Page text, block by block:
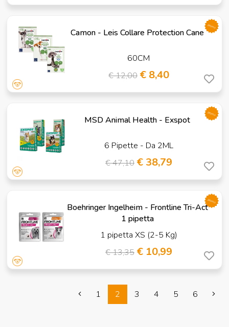
Camon - Leis Collare Protection Cane
60CM
€ 12,00 € 8,40
promo
MSD Animal Health - Exspot
6 Pipette - Da 2ML
€ 47,10 € 38,79
promo
Boehringer Ingelheim - Frontline Tri-Act
1 pipetta
1 pipetta XS (2-5 Kg)
€ 13,35 € 10,99
promo
1 2 3 4 5 6